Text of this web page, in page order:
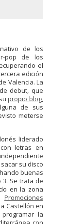
de los
pop de los
el
edición
Valencia. La
debut, que
propio blog,
de sus
meterse
liderado
letras en
su disco
buenas
3. Se trata de
en la zona
Promociones
Castellón en
la